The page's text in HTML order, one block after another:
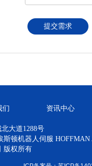
提交需求
们 资讯中心
大道1288号
顿机器人伺服 HOFFMAN
版权所有